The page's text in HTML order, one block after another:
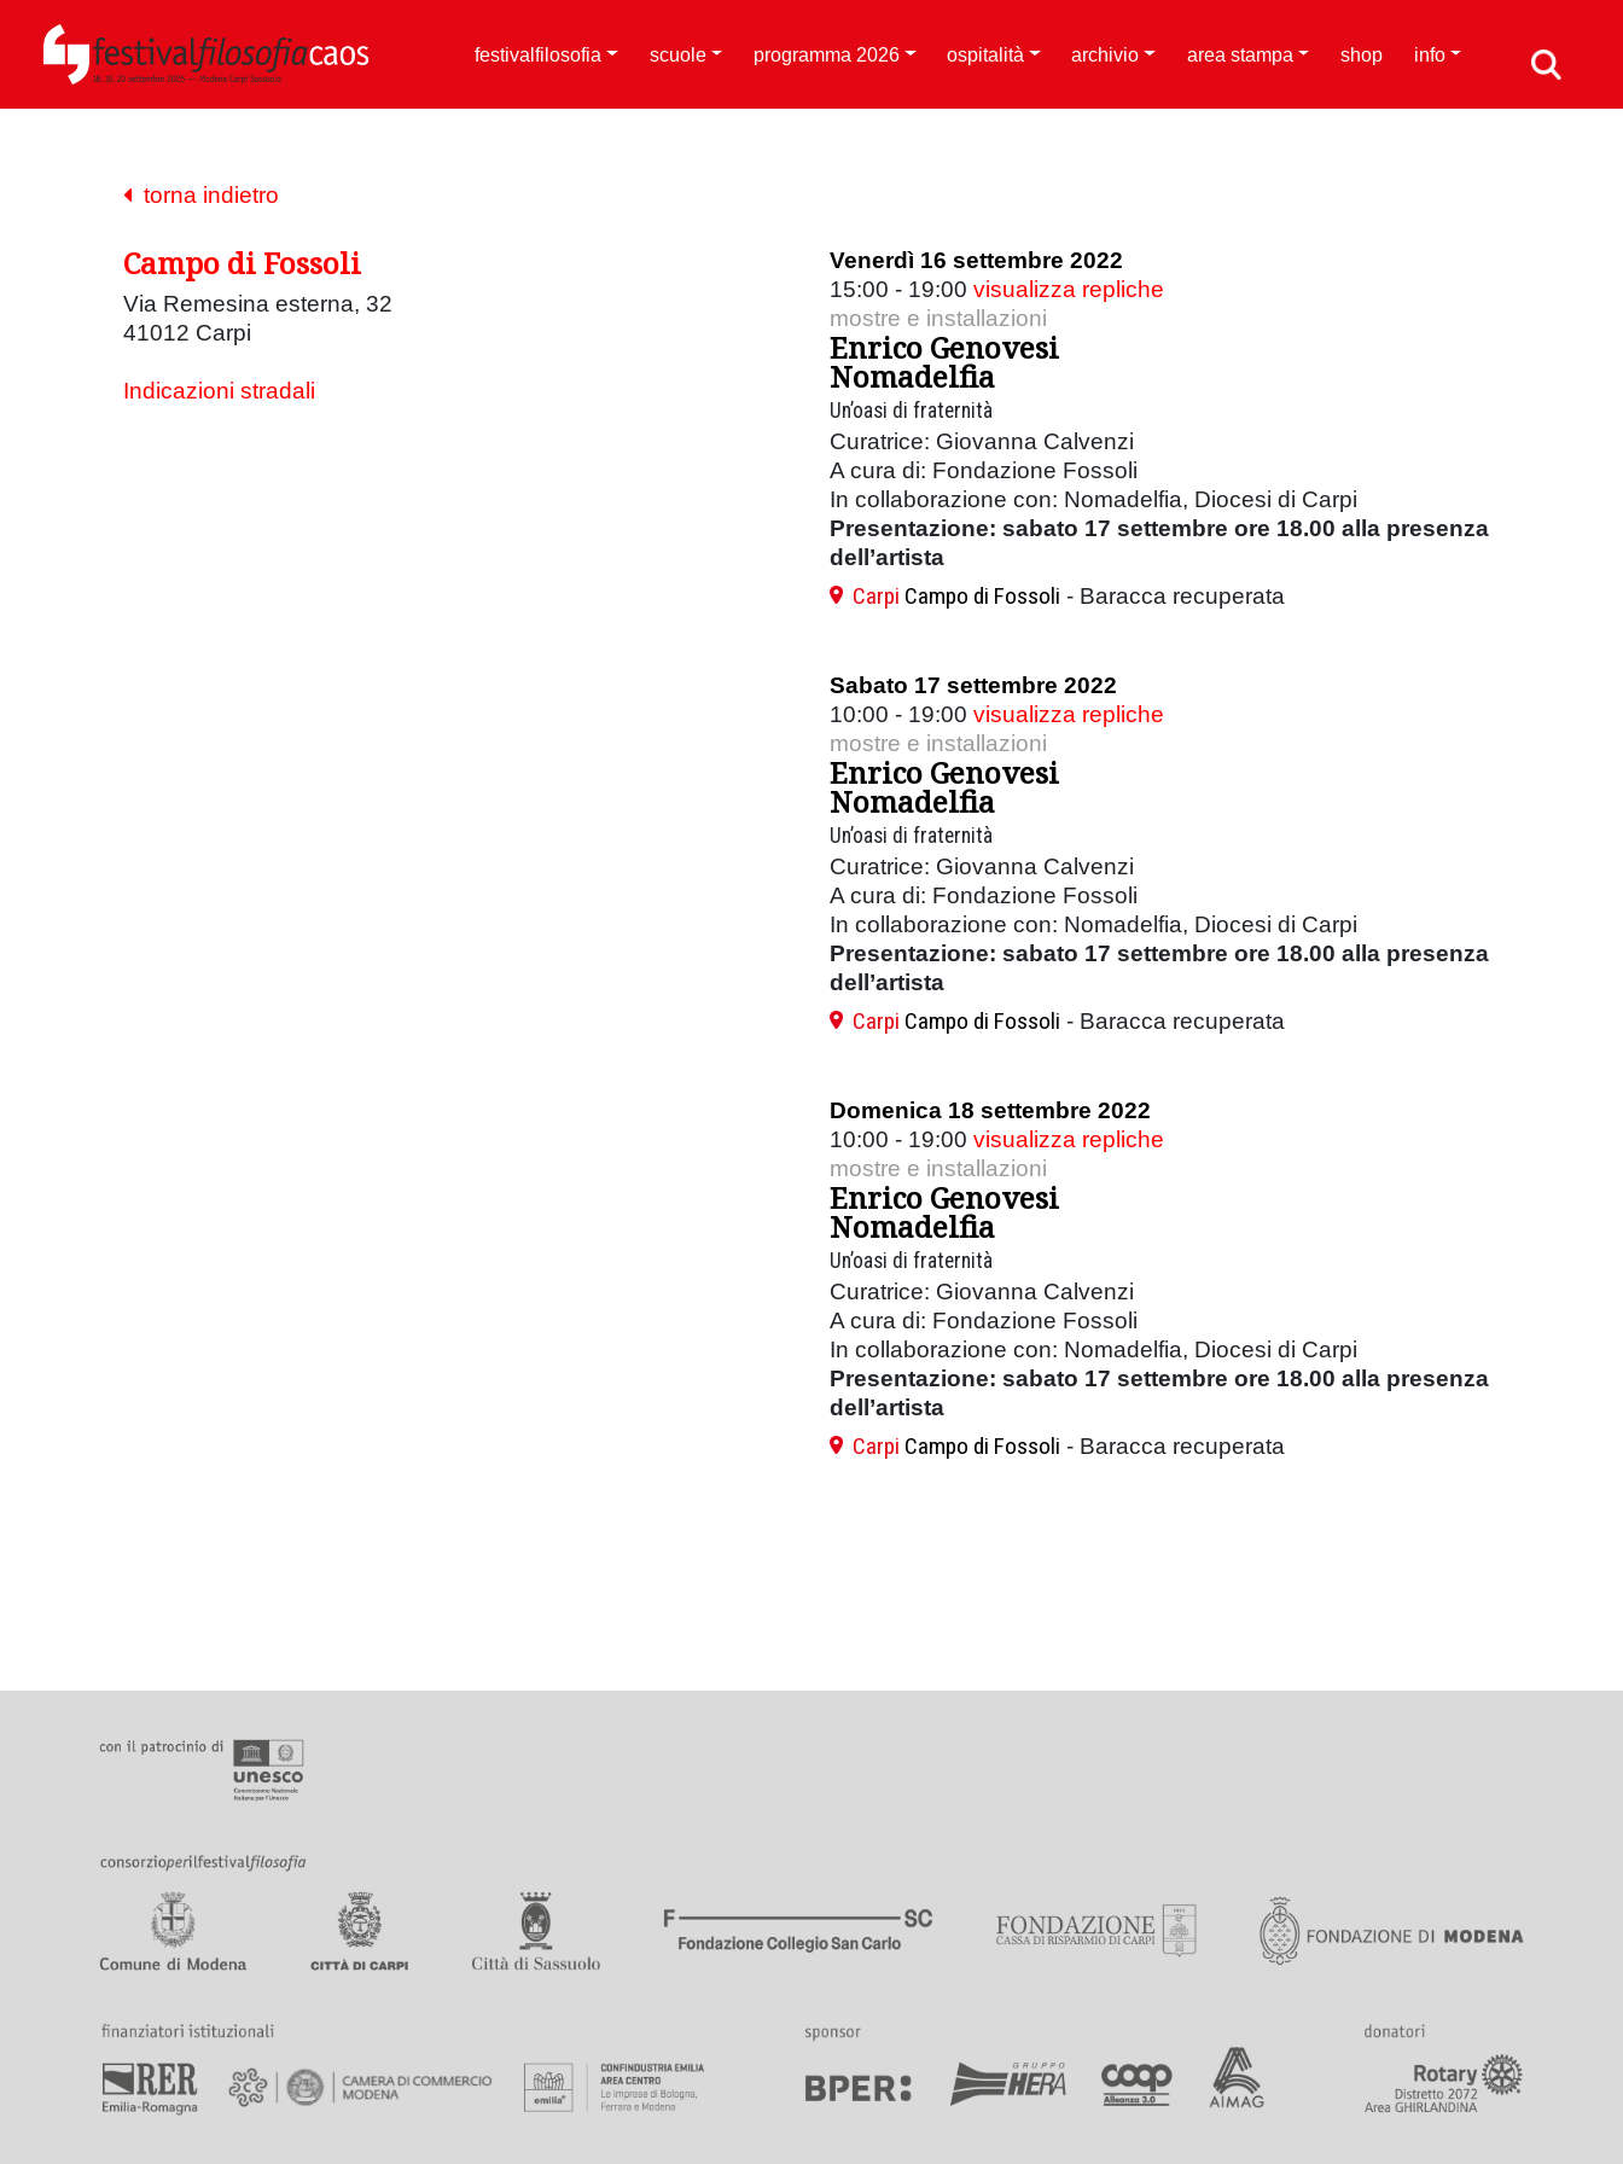
festivalfilosofia scuole programma 2026 ospitalità archivio area stampa shop info
torna indietro
Campo di Fossoli
Via Remesina esterna, 32
41012 Carpi
Indicazioni stradali
Venerdì 16 settembre 2022
15:00 - 19:00 visualizza repliche
mostre e installazioni
Enrico Genovesi
Nomadelfia
Un’oasi di fraternità
Curatrice: Giovanna Calvenzi
A cura di: Fondazione Fossoli
In collaborazione con: Nomadelfia, Diocesi di Carpi
Presentazione: sabato 17 settembre ore 18.00 alla presenza
dell’artista
Carpi Campo di Fossoli - Baracca recuperata
Sabato 17 settembre 2022
10:00 - 19:00 visualizza repliche
mostre e installazioni
Enrico Genovesi
Nomadelfia
Un’oasi di fraternità
Curatrice: Giovanna Calvenzi
A cura di: Fondazione Fossoli
In collaborazione con: Nomadelfia, Diocesi di Carpi
Presentazione: sabato 17 settembre ore 18.00 alla presenza
dell’artista
Carpi Campo di Fossoli - Baracca recuperata
Domenica 18 settembre 2022
10:00 - 19:00 visualizza repliche
mostre e installazioni
Enrico Genovesi
Nomadelfia
Un’oasi di fraternità
Curatrice: Giovanna Calvenzi
A cura di: Fondazione Fossoli
In collaborazione con: Nomadelfia, Diocesi di Carpi
Presentazione: sabato 17 settembre ore 18.00 alla presenza
dell’artista
Carpi Campo di Fossoli - Baracca recuperata